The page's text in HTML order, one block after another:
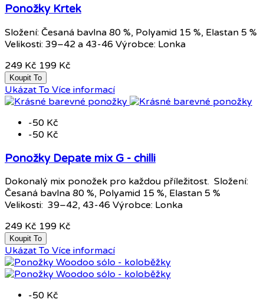
Ponožky Krtek
Složení: Česaná bavlna 80 %, Polyamid 15 %, Elastan 5 %
Velikosti: 39–42 a 43-46 Výrobce: Lonka
249 Kč 199 Kč
Koupit To
Ukázat To Více informací
-50 Kč
-50 Kč
Ponožky Depate mix G - chilli
Dokonalý mix ponožek pro každou příležitost. Složení:
Česaná bavlna 80 %, Polyamid 15 %, Elastan 5 %
Velikosti: 39–42, 43-46 Výrobce: Lonka
249 Kč 199 Kč
Koupit To
Ukázat To Více informací
-50 Kč